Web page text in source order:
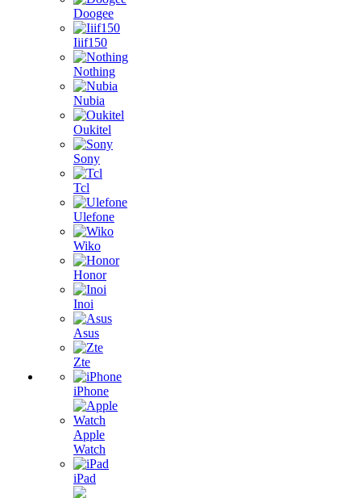
Doogee
Iiif150
Nothing
Nubia
Oukitel
Sony
Tcl
Ulefone
Wiko
Honor
Inoi
Asus
Zte
iPhone
Apple
Watch
iPad